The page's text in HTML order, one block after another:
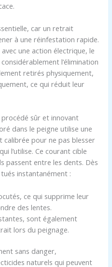
car un retrait
à une réinfestation rapide.
une action électrique, le
l’élimination
retirés physiquement,
ce qui réduit leur
procédé sûr et innovant
dans le peigne utilise une
calibrée pour ne pas blesser
l’utilise. Ce courant cible
passent entre les dents. Dès
instantanément :
ce qui supprime leur
des lentes.
sont également
lors du peignage.
sans danger,
naturels qui peuvent